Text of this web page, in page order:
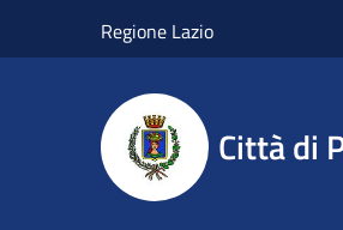
Regione Lazio
Città di